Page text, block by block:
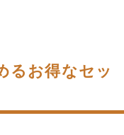
るお得なセッ